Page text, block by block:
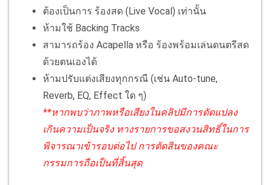
ต้องเป็นการ ร้องสด (Live Vocal) เท่านั้น
ห้ามใช้ Backing Tracks
สามารถร้อง Acapella หรือ ร้องพร้อมเล่นดนตรีสด
ด้วยตนเองได้
ห้ามปรับแต่งเสียงทุกกรณี (เช่น Auto-tune,
Reverb, EQ, Effect ใด ๆ)
**หากพบว่าภาพหรือเสียงในคลิปมีการดัดแปลง
เกินความเป็นจริง ทางรายการขอสงวนสิทธิ์ในการ
พิจารณาเข้ารอบต่อไป การตัดสินของคณะ
กรรมการถือเป็นที่สิ้นสุด